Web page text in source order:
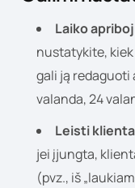
Laiko
nustatykite,
gali ją redaguoti
valanda, 24
Leisti
jei įjungta,
(pvz., iš